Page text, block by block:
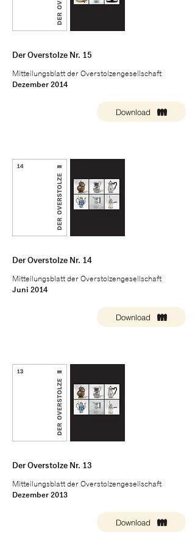
Der Overstolze Nr. 15
Mitteilungsblatt der Overstolzengesellschaft
Dezember 2014
Download
Der Overstolze Nr. 14
Mitteilungsblatt der Overstolzengesellschaft
Juni 2014
Download
Der Overstolze Nr. 13
Mitteilungsblatt der Overstolzengesellschaft
Dezember 2013
Download